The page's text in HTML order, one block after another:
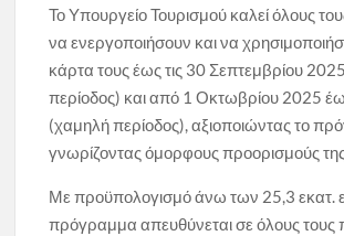
Το Υπουργείο Τουρισμού καλεί όλους
να ενεργοποιήσουν και να
κάρτα τους έως τις 30 Σεπτεμβρίου
περίοδος) και από 1 Οκτωβρίου 2025
(χαμηλή περίοδος), αξιοποιώντας το
γνωρίζοντας όμορφους προορισμούς
Με προϋπολογισμό άνω των 25,3 εκατ.
πρόγραμμα απευθύνεται σε όλους τους